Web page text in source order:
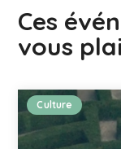
Ces
vous
Culture